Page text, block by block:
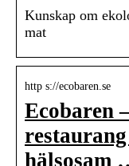
Kunskap om
mat
http s://ecobaren.se
Ecobaren
hälsosam